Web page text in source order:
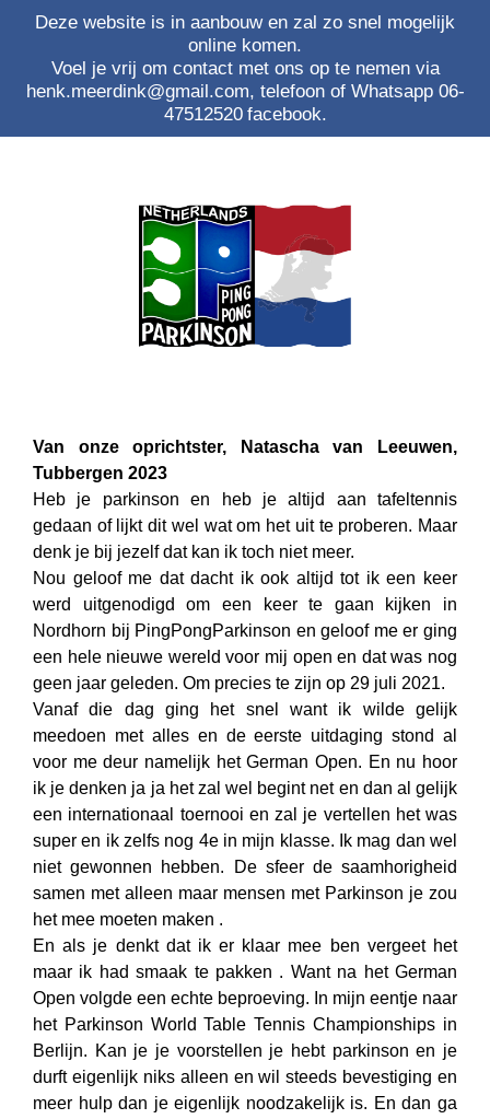
Deze website is in aanbouw en zal zo snel mogelijk
online komen.
Voel je vrij om contact met ons op te nemen via
henk.meerdink@gmail.com, telefoon of Whatsapp 06-
47512520 facebook.
Van onze oprichtster, Natascha van Leeuwen,
Tubbergen 2023
Heb je parkinson en heb je altijd aan tafeltennis
gedaan of lijkt dit wel wat om het uit te proberen. Maar
denk je bij jezelf dat kan ik toch niet meer.
Nou geloof me dat dacht ik ook altijd tot ik een keer
werd uitgenodigd om een keer te gaan kijken in
Nordhorn bij PingPongParkinson en geloof me er ging
een hele nieuwe wereld voor mij open en dat was nog
geen jaar geleden. Om precies te zijn op 29 juli 2021.
Vanaf die dag ging het snel want ik wilde gelijk
meedoen met alles en de eerste uitdaging stond al
voor me deur namelijk het German Open. En nu hoor
ik je denken ja ja het zal wel begint net en dan al gelijk
een internationaal toernooi en zal je vertellen het was
super en ik zelfs nog 4e in mijn klasse. Ik mag dan wel
niet gewonnen hebben. De sfeer de saamhorigheid
samen met alleen maar mensen met Parkinson je zou
het mee moeten maken .
En als je denkt dat ik er klaar mee ben vergeet het
maar ik had smaak te pakken . Want na het German
Open volgde een echte beproeving. In mijn eentje naar
het Parkinson World Table Tennis Championships in
Berlijn. Kan je je voorstellen je hebt parkinson en je
durft eigenlijk niks alleen en wil steeds bevestiging en
meer hulp dan je eigenlijk noodzakelijk is. En dan ga